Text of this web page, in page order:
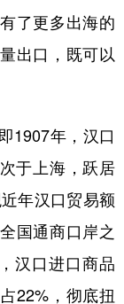
了更多出海的
出口，既可以
年，汉口
于上海，跃居
年汉口贸易额
国通商口岸之
汉口进口商品
22%，彻底扭